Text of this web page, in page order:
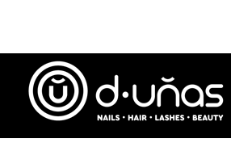
contenido